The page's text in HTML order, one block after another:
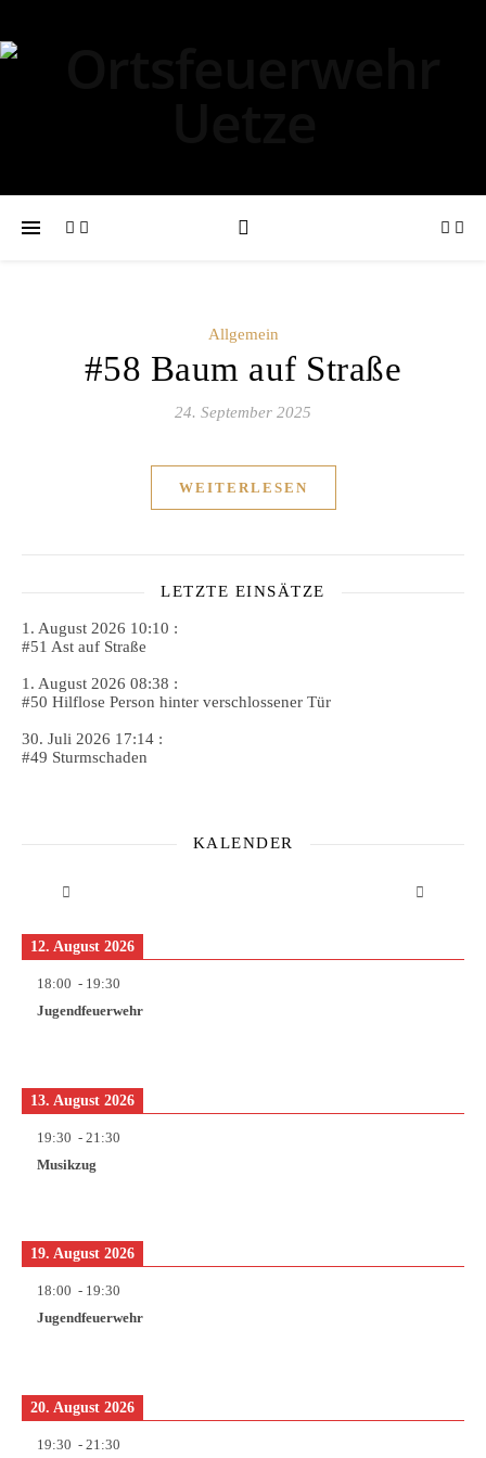
Allgemein
#58 Baum auf Straße
24. September 2025
WEITERLESEN
LETZTE EINSÄTZE
1. August 2026 10:10 :
#51 Ast auf Straße
1. August 2026 08:38 :
#50 Hilflose Person hinter verschlossener Tür
30. Juli 2026 17:14 :
#49 Sturmschaden
KALENDER
12. August 2026
18:00 - 19:30
Jugendfeuerwehr
13. August 2026
19:30 - 21:30
Musikzug
19. August 2026
18:00 - 19:30
Jugendfeuerwehr
20. August 2026
19:30 - 21:30